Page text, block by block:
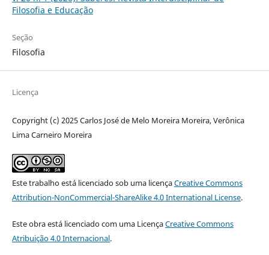
Filosofia e Educação
Seção
Filosofia
Licença
Copyright (c) 2025 Carlos José de Melo Moreira Moreira, Verônica
Lima Carneiro Moreira
Este trabalho está licenciado sob uma licençaCreative Commons
Attribution-NonCommercial-ShareAlike 4.0 International License.
Este obra está licenciado com uma LicençaCreative Commons
Atribuição 4.0 Internacional.